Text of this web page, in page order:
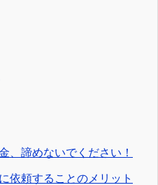
、諦めないでください！
依頼することのメリット